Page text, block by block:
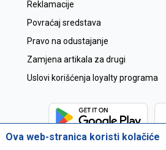
Reklamacije
Povraćaj sredstava
Pravo na odustajanje
Zamjena artikala za drugi
Uslovi korišćenja loyalty programa
Ova web-stranica koristi kolačiće